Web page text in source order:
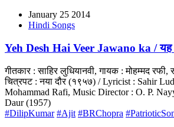
January 25 2014
Hindi Songs
Yeh Desh Hai Veer Jawano ka / यह
गीतकार : साहिर लुधियानवी, गायक : मोहम्मद
चित्रपट : नया दौर (१९५७) / Lyricist : Sahir
Mohammad Rafi, Music Director : O. P.
Daur (1957)
#DilipKumar #Ajit #BRChopra